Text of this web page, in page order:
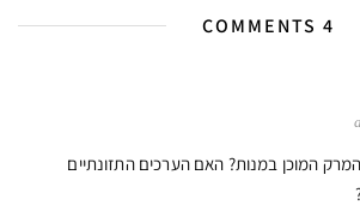
4 COMMENTS
המוכן במנות? האם הערכים התזונתיים